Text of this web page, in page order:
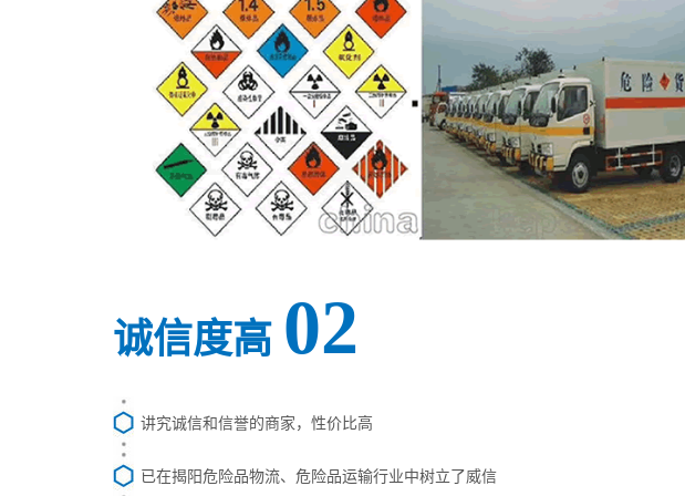
诚信度高 02
讲究诚信和信誉的商家，性价比高
已在揭阳危险品物流、危险品运输行业中树立了威信